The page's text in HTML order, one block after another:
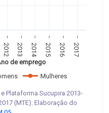
2012 2013 2014 2015 2016 2017
Mulheres
de emprego
Plataforma Sucupira 2013-
(MTE). Elaboração do